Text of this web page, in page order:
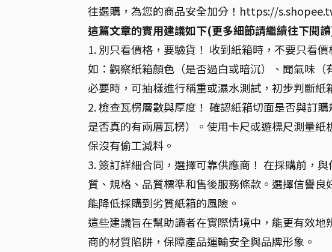
往選購，為您的商品安全加分！https://
這篇文章的實用建議如下(更多細節請繼續往下閱
1. 別只看價格，要驗貨！ 收到紙箱時，不要只看
如：觀察紙箱顏色（是否過白或暗沉）、聞氣味（
必要時，可抽樣進行稱重或濕水測試，初步判斷紙
2. 檢查瓦楞層數與厚度！ 確認紙箱切面是否與訂
是否真的有兩層瓦楞）。使用卡尺或遊標尺測量
保沒有偷工減料。
3. 簽訂詳細合同，選擇可靠供應商！ 在採購前，
質、規格、品質標準和售後服務條款。選擇信譽
能降低採購到劣質紙箱的風險。
這些建議旨在幫助讀者在實際情境中，能更有效
商的材質陷阱，保障產品運輸安全與品牌形象。